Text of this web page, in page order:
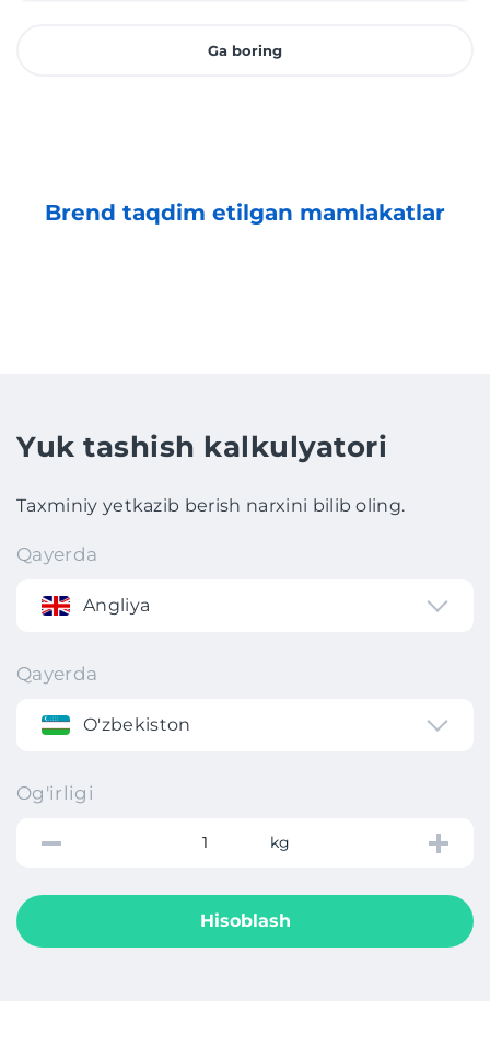
Ga boring
Brend taqdim etilgan mamlakatlar
Yuk tashish kalkulyatori
Taxminiy yetkazib berish narxini bilib oling.
Qayerda
Angliya
Qayerda
O'zbekiston
Og'irligi
kg
Hisoblash